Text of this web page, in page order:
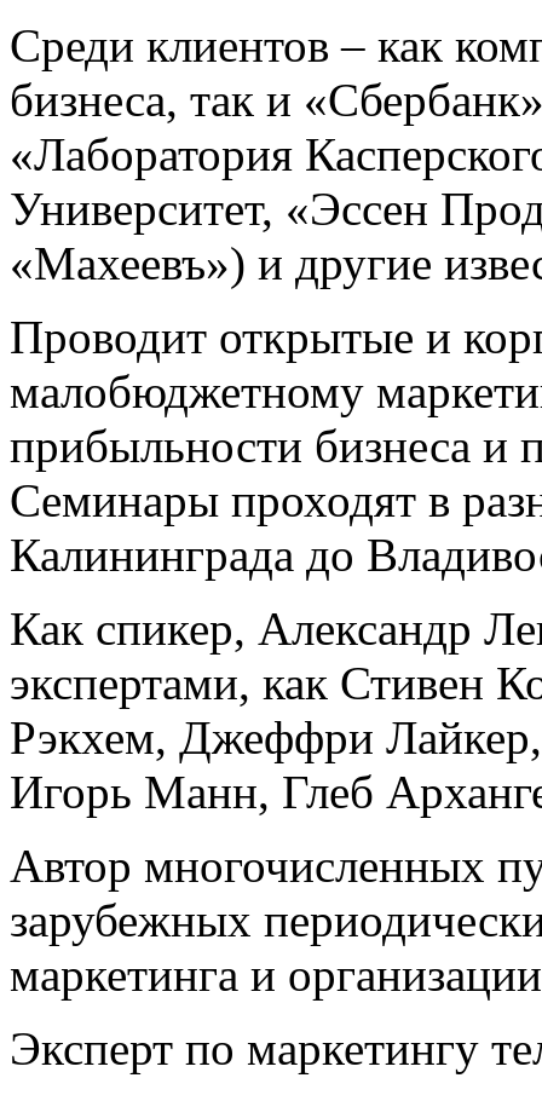
Среди клиентов – как
бизнеса, так и
«Лаборатория
Университет, «Эссен
«Махеевъ») и другие
Проводит открытые и
малобюджетному
прибыльности бизнеса и
Семинары проходят в
Калининграда до
Как спикер, Александр
экспертами, как Стивен
Рэкхем, Джеффри
Игорь Манн, Глеб
Автор многочисленных
зарубежных
маркетинга и
Эксперт по маркетингу